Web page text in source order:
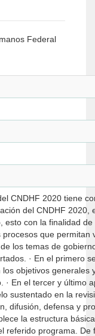
CNDHF 2020 tiene
del CNDHF
esto con la finalidad
que
los temas de
del CNDHF 2020. · En el
y específicos, así como los
revisión documental realizada que
en
básica de los temas, categorías,
los referentes internacionales sobre el tema que son